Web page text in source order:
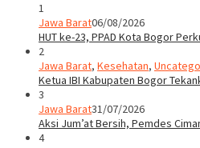
1
Jawa Barat06/08/2026
HUT ke-23, PPAD Kota Bogor
2
Jawa Barat, Kesehatan,
Ketua IBI Kabupaten Bogor
3
Jawa Barat31/07/2026
Aksi Jum’at Bersih, Pemdes
4